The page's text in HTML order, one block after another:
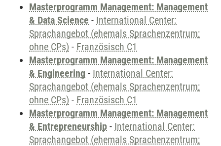
Masterprogramm Management: Management
& Data Science - International Center:
Sprachangebot (ehemals Sprachenzentrum;
ohne CPs) - Französisch C1
Masterprogramm Management: Management
& Engineering - International Center:
Sprachangebot (ehemals Sprachenzentrum;
ohne CPs) - Französisch C1
Masterprogramm Management: Management
& Entrepreneurship - International Center:
Sprachangebot (ehemals Sprachenzentrum;